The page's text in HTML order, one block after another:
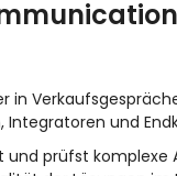
in
und
prüfst